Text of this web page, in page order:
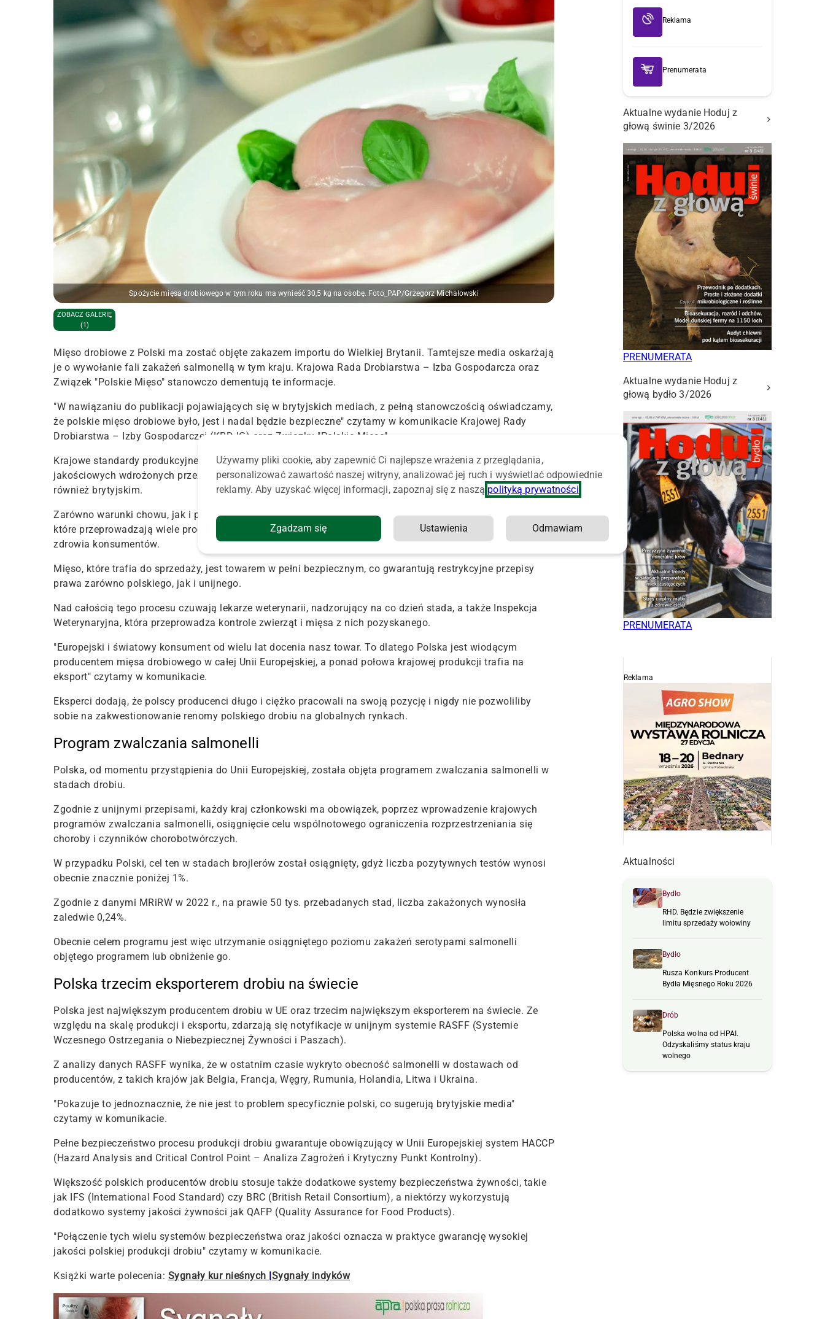
Spożycie mięsa drobiowego w tym roku ma wynieść 30,5 kg na osobę. Foto_PAP/Grzegorz Michałowski
ZOBACZ GALERIĘ
(1)
Mięso drobiowe z Polski ma zostać objęte zakazem importu do Wielkiej Brytanii. Tamtejsze media oskarżają
je o wywołanie fali zakażeń salmonellą w tym kraju. Krajowa Rada Drobiarstwa – Izba Gospodarcza oraz
Związek "Polskie Mięso" stanowczo dementują te informacje.
"W nawiązaniu do publikacji pojawiających się w brytyjskich mediach, z pełną stanowczością oświadczamy,
że polskie mięso drobiowe było, jest i nadal będzie bezpieczne" czytamy w komunikacie Krajowej Rady
Drobiarstwa – Izby Gospodarczej (KRD-IG) oraz Związku "Polskie Mięso".
Krajowe standardy produkcyjne drobiu wynikają zarówno z rygorystycznych przepisów UE jak i procedur
jakościowych wdrożonych przez funkcjonujące w Polsce firmy, bardzo często z zagranicznym kapitałem,
również brytyjskim.
Zarówno warunki chowu, jak i produkcji są na każdym etapie pod stałym nadzorem państwowych instytucji,
które przeprowadzają wiele procedur kontrolnych i dbają o to, by produkty były w pełni bezpieczne dla
zdrowia konsumentów.
Mięso, które trafia do sprzedaży, jest towarem w pełni bezpiecznym, co gwarantują restrykcyjne przepisy
prawa zarówno polskiego, jak i unijnego.
Nad całością tego procesu czuwają lekarze weterynarii, nadzorujący na co dzień stada, a także Inspekcja
Weterynaryjna, która przeprowadza kontrole zwierząt i mięsa z nich pozyskanego.
"Europejski i światowy konsument od wielu lat docenia nasz towar. To dlatego Polska jest wiodącym
producentem mięsa drobiowego w całej Unii Europejskiej, a ponad połowa krajowej produkcji trafia na
eksport" czytamy w komunikacie.
Eksperci dodają, że polscy producenci długo i ciężko pracowali na swoją pozycję i nigdy nie pozwoliliby
sobie na zakwestionowanie renomy polskiego drobiu na globalnych rynkach.
Program zwalczania salmonelli
Polska, od momentu przystąpienia do Unii Europejskiej, została objęta programem zwalczania salmonelli w
stadach drobiu.
Zgodnie z unijnymi przepisami, każdy kraj członkowski ma obowiązek, poprzez wprowadzenie krajowych
programów zwalczania salmonelli, osiągnięcie celu wspólnotowego ograniczenia rozprzestrzeniania się
choroby i czynników chorobotwórczych.
W przypadku Polski, cel ten w stadach brojlerów został osiągnięty, gdyż liczba pozytywnych testów wynosi
obecnie znacznie poniżej 1%.
Zgodnie z danymi MRiRW w 2022 r., na prawie 50 tys. przebadanych stad, liczba zakażonych wynosiła
zaledwie 0,24%.
Obecnie celem programu jest więc utrzymanie osiągniętego poziomu zakażeń serotypami salmonelli
objętego programem lub obniżenie go.
Polska trzecim eksporterem drobiu na świecie
Polska jest największym producentem drobiu w UE oraz trzecim największym eksporterem na świecie. Ze
względu na skalę produkcji i eksportu, zdarzają się notyfikacje w unijnym systemie RASFF (Systemie
Wczesnego Ostrzegania o Niebezpiecznej Żywności i Paszach).
Z analizy danych RASFF wynika, że w ostatnim czasie wykryto obecność salmonelli w dostawach od
producentów, z takich krajów jak Belgia, Francja, Węgry, Rumunia, Holandia, Litwa i Ukraina.
"Pokazuje to jednoznacznie, że nie jest to problem specyficznie polski, co sugerują brytyjskie media"
czytamy w komunikacie.
Pełne bezpieczeństwo procesu produkcji drobiu gwarantuje obowiązujący w Unii Europejskiej system HACCP
(Hazard Analysis and Critical Control Point – Analiza Zagrożeń i Krytyczny Punkt Kontrolny).
Większość polskich producentów drobiu stosuje także dodatkowe systemy bezpieczeństwa żywności, takie
jak IFS (International Food Standard) czy BRC (British Retail Consortium), a niektórzy wykorzystują
dodatkowo systemy jakości żywności jak QAFP (Quality Assurance for Food Products).
"Połączenie tych wielu systemów bezpieczeństwa oraz jakości oznacza w praktyce gwarancję wysokiej
jakości polskiej produkcji drobiu" czytamy w komunikacie.
Książki warte polecenia: Sygnały kur nieśnych |Sygnały indyków
Reklama
Prenumerata
Aktualne wydanie Hoduj z
głową świnie 3/2026
PRENUMERATA
Aktualne wydanie Hoduj z
głową bydło 3/2026
PRENUMERATA
Reklama
Aktualności
Bydło
RHD. Będzie zwiększenie
limitu sprzedaży wołowiny
Bydło
Rusza Konkurs Producent
Bydła Mięsnego Roku 2026
Drób
Polska wolna od HPAI.
Odzyskaliśmy status kraju
wolnego
Używamy pliki cookie, aby zapewnić Ci najlepsze wrażenia z przeglądania,
personalizować zawartość naszej witryny, analizować jej ruch i wyświetlać odpowiednie
reklamy. Aby uzyskać więcej informacji, zapoznaj się z naszą polityką prywatności
Zgadzam się Ustawienia Odmawiam